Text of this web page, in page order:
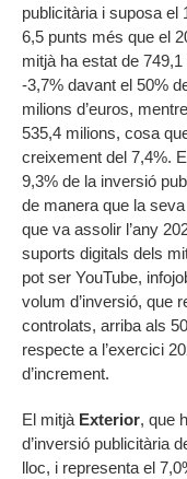
publicitària i suposa el
6,5 punts més que el
mitjà ha estat de
-3,7% davant el 50%
milions d’euros,
535,4 milions, cosa
creixement del 7,4%.
9,3% de la inversió
de manera que la
que va assolir l’any
suports digitals dels
pot ser YouTube,
volum d’inversió, que
controlats, arriba als
respecte a l’exercici
d’increment.
El mitjà Exterior, que
d’inversió publicitària
lloc, i representa el